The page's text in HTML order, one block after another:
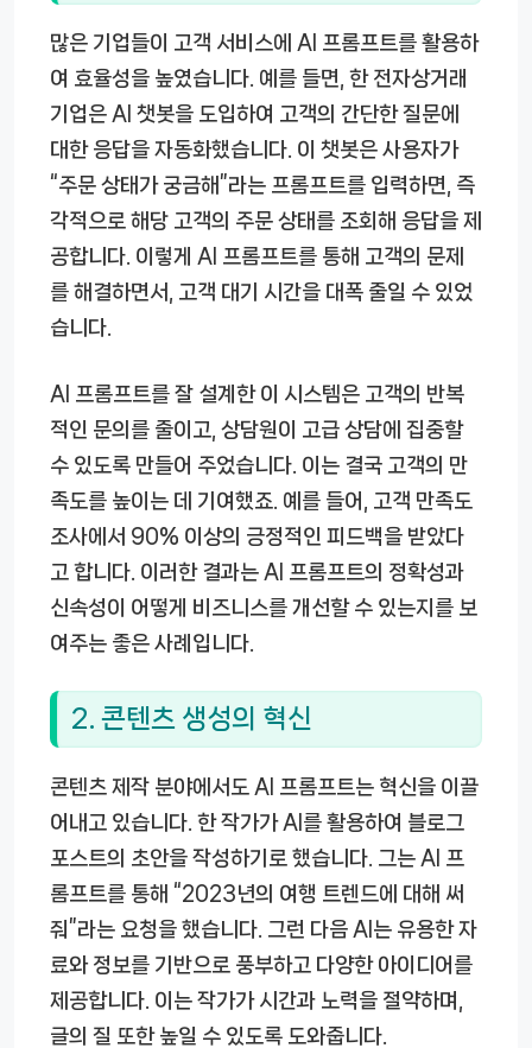
많은 기업들이 고객 서비스에 AI 프롬프트를 활용하
여 효율성을 높였습니다. 예를 들면, 한 전자상거래
기업은 AI 챗봇을 도입하여 고객의 간단한 질문에
대한 응답을 자동화했습니다. 이 챗봇은 사용자가
“주문 상태가 궁금해”라는 프롬프트를 입력하면, 즉
각적으로 해당 고객의 주문 상태를 조회해 응답을 제
공합니다. 이렇게 AI 프롬프트를 통해 고객의 문제
를 해결하면서, 고객 대기 시간을 대폭 줄일 수 있었
습니다.
AI 프롬프트를 잘 설계한 이 시스템은 고객의 반복
적인 문의를 줄이고, 상담원이 고급 상담에 집중할
수 있도록 만들어 주었습니다. 이는 결국 고객의 만
족도를 높이는 데 기여했죠. 예를 들어, 고객 만족도
조사에서 90% 이상의 긍정적인 피드백을 받았다
고 합니다. 이러한 결과는 AI 프롬프트의 정확성과
신속성이 어떻게 비즈니스를 개선할 수 있는지를 보
여주는 좋은 사례입니다.
2. 콘텐츠 생성의 혁신
콘텐츠 제작 분야에서도 AI 프롬프트는 혁신을 이끌
어내고 있습니다. 한 작가가 AI를 활용하여 블로그
포스트의 초안을 작성하기로 했습니다. 그는 AI 프
롬프트를 통해 “2023년의 여행 트렌드에 대해 써
줘”라는 요청을 했습니다. 그런 다음 AI는 유용한 자
료와 정보를 기반으로 풍부하고 다양한 아이디어를
제공합니다. 이는 작가가 시간과 노력을 절약하며,
글의 질 또한 높일 수 있도록 도와줍니다.